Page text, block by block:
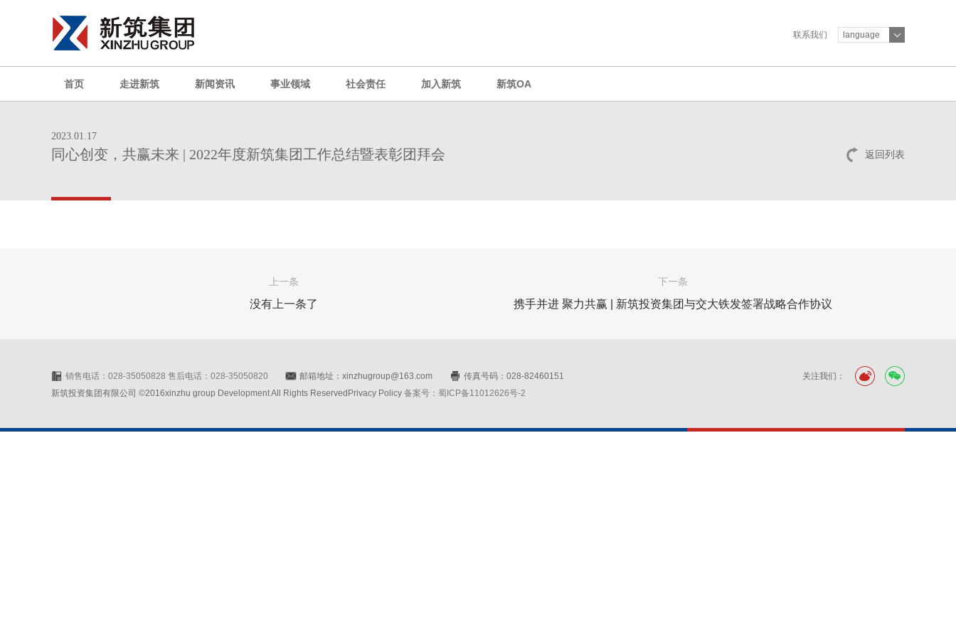
联系我们 language
首页 走进新筑 新闻资讯 事业领域 社会责任 加入新筑 新筑OA
返回列表
2023.01.17
同心创变，共赢未来 | 2022年度新筑集团工作总结暨表彰团拜会
上一条
没有上一条了
下一条
携手并进 聚力共赢 | 新筑投资集团与交大铁发签署战略合作协议
关注我们：
销售电话：028-35050828 售后电话：028-35050820 邮箱地址：xinzhugroup@163.com
传真号码：028-82460151
新筑投资集团有限公司 ©2016xinzhu group Development All Rights ReservedPrivacy Policy 备案号：蜀ICP备11012626号-2